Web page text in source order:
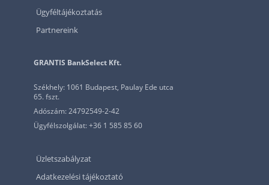
Ügyféltájékoztatás
Partnereink
GRANTIS BankSelect Kft.
Székhely: 1061 Budapest, Paulay Ede utca
65. fszt.
Adószám: 24792549-2-42
Ügyfélszolgálat: +36 1 585 85 60
Üzletszabályzat
Adatkezelési tájékoztató